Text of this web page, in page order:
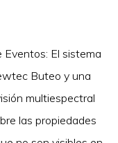
El sistema
Buteo y una
multiespectral
las propiedades